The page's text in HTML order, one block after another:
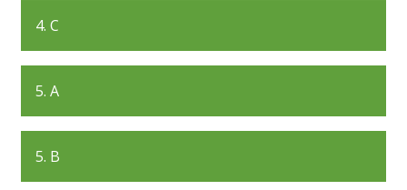
4. C
5. A
5. B